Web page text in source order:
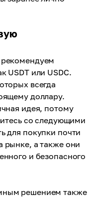
USDT или USDC.
всегда
доллару.
идея, потому
со следующими
для покупки почти
рынке, а также они
и безопасного
решением также